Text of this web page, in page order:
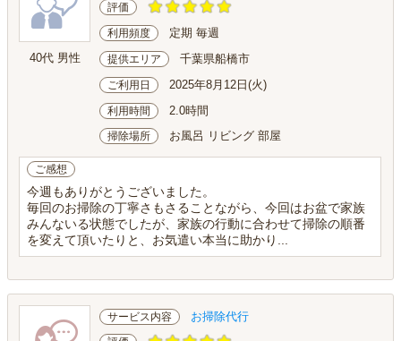
40代 男性
評価
利用頻度 定期 毎週
提供エリア 千葉県船橋市
ご利用日 2025年8月12日(火)
利用時間 2.0時間
掃除場所 お風呂 リビング 部屋
ご感想
今週もありがとうございました。
毎回のお掃除の丁寧さもさることながら、今回はお盆で家族
みんないる状態でしたが、家族の行動に合わせて掃除の順番
を変えて頂いたりと、お気遣い本当に助かり...
サービス内容 お掃除代行